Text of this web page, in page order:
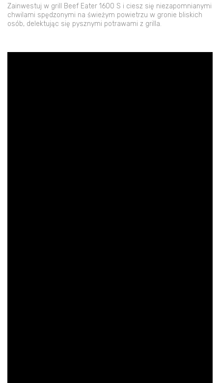
Zainwestuj w grill Beef Eater 1600 S i ciesz się niezapomnianymi
chwilami spędzonymi na świeżym powietrzu w gronie bliskich
osób, delektując się pysznymi potrawami z grilla.